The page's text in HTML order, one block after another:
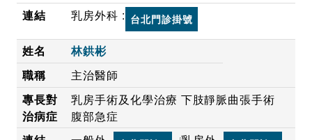
乳房外科 : 台北門診掛號
林鉷彬
主治醫師
乳房手術及化學治療 下肢靜脈曲張手術
腹部急症